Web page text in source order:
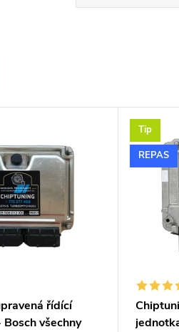
řídící
všechny
Tip
REPAS